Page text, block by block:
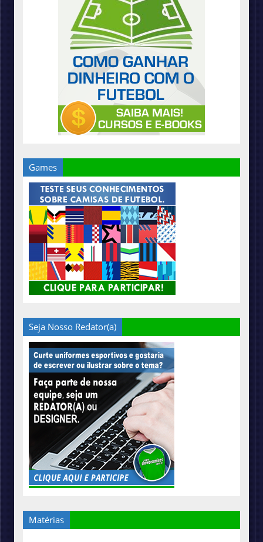
Games
Seja Nosso Redator(a)
Matérias